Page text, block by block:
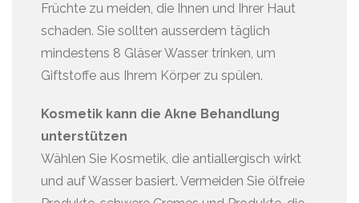
Früchte zu meiden, die Ihnen und Ihrer Haut
schaden. Sie sollten ausserdem täglich
mindestens 8 Gläser Wasser trinken, um
Giftstoffe aus Ihrem Körper zu spülen.
Kosmetik kann die Akne Behandlung
unterstützen
Wählen Sie Kosmetik, die antiallergisch wirkt
und auf Wasser basiert. Vermeiden Sie ölfreie